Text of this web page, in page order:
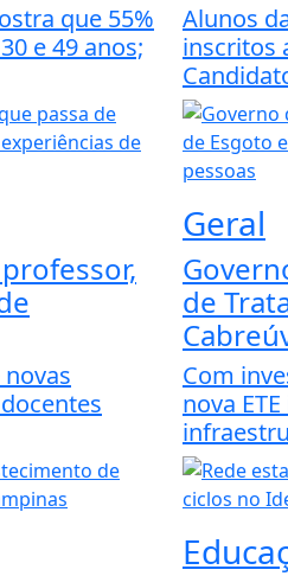
que 55%
e 49 anos;
Alunos
inscritos
Geral
de
Com
nova